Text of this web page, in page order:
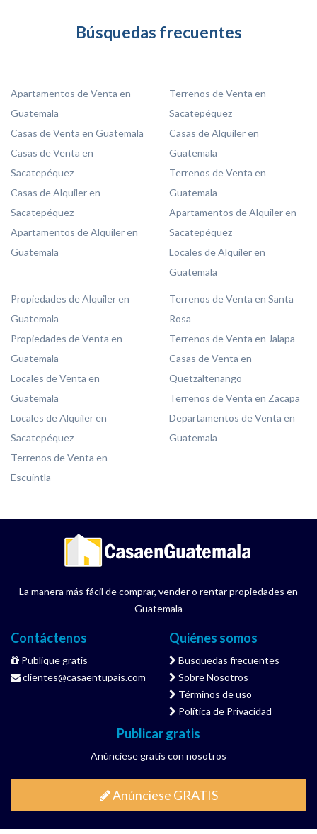
Búsquedas frecuentes
Apartamentos de Venta en
Guatemala
Casas de Venta en Guatemala
Casas de Venta en
Sacatepéquez
Casas de Alquiler en
Sacatepéquez
Apartamentos de Alquiler en
Guatemala
Terrenos de Venta en
Sacatepéquez
Casas de Alquiler en
Guatemala
Terrenos de Venta en
Guatemala
Apartamentos de Alquiler en
Sacatepéquez
Locales de Alquiler en
Guatemala
Propiedades de Alquiler en
Guatemala
Propiedades de Venta en
Guatemala
Locales de Venta en
Guatemala
Locales de Alquiler en
Sacatepéquez
Terrenos de Venta en
Escuintla
Terrenos de Venta en Santa
Rosa
Terrenos de Venta en Jalapa
Casas de Venta en
Quetzaltenango
Terrenos de Venta en Zacapa
Departamentos de Venta en
Guatemala
La manera más fácil de comprar, vender o rentar propiedades en
Guatemala
Contáctenos
Publique gratis
clientes@casaentupais.com
Quiénes somos
Busquedas frecuentes
Sobre Nosotros
Términos de uso
Política de Privacidad
Publicar gratis
Anúnciese gratis con nosotros
Anúnciese GRATIS